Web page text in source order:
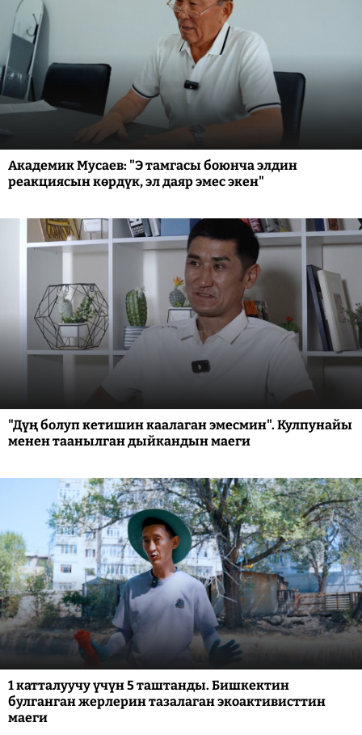
Академик Мусаев: "Э тамгасы боюнча элдин
реакциясын көрдүк, эл даяр эмес экен"
"Дүң болуп кетишин каалаган эмесмин". Кулпунайы
менен таанылган дыйкандын маеги
1 катталуучу үчүн 5 таштанды. Бишкектин
булганган жерлерин тазалаган экоактивисттин
маеги